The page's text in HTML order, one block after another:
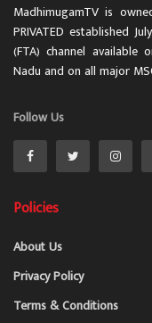
MadhimugamTV is
PRIVATED established
(FTA) channel available
Nadu and on all major
Follow Us
Policies
About Us
Privacy Policy
Terms & Conditions